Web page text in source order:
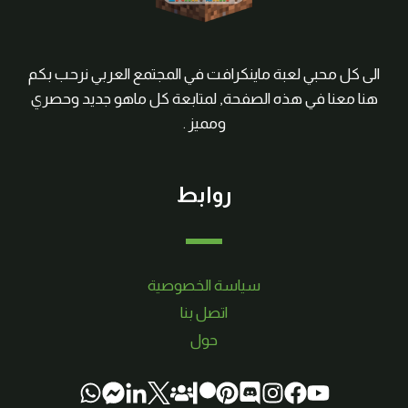
الى كل محبي لعبة ماينكرافت في المجتمع العربي نرحب بكم
هنا معنا في هذه الصفحة, لمتابعة كل ماهو جديد وحصري
ومميز .
روابط
سياسة الخصوصية
اتصل بنا
حول